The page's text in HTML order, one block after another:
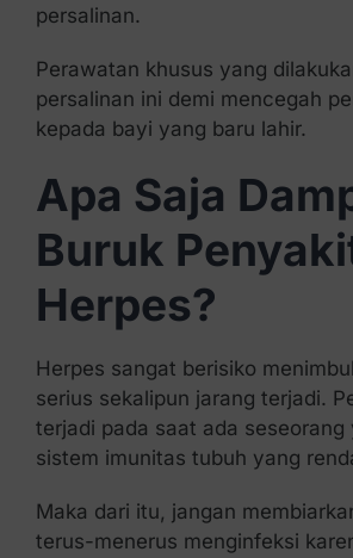
persalinan.
Perawatan khusus yang
persalinan ini demi mencegah
kepada bayi yang baru lahir.
Apa Saja
Buruk
Herpes?
Herpes sangat berisiko
serius sekalipun jarang terjadi.
terjadi pada saat ada seseorang
sistem imunitas tubuh yang
Maka dari itu, jangan
terus-menerus menginfeksi